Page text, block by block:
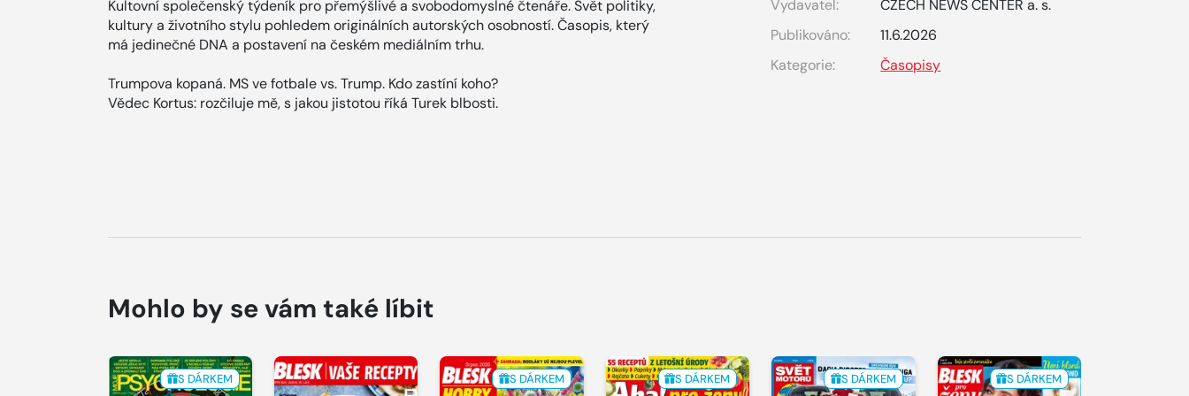
Kultovní společenský týdeník pro přemýšlivé a svobodomyslné čtenáře. Svět politiky,
kultury a životního stylu pohledem originálních autorských osobností. Časopis, který
má jedinečné DNA a postavení na českém mediálním trhu.
Trumpova kopaná. MS ve fotbale vs. Trump. Kdo zastíní koho?
Vědec Kortus: rozčiluje mě, s jakou jistotou říká Turek blbosti.
Vydavatel:
CZECH NEWS CENTER a. s.
Publikováno:
11.6.2026
Kategorie:
Časopisy
Mohlo by se vám také líbit
S DÁRKEM S DÁRKEM S DÁRKEM S DÁRKEM S DÁRKEM